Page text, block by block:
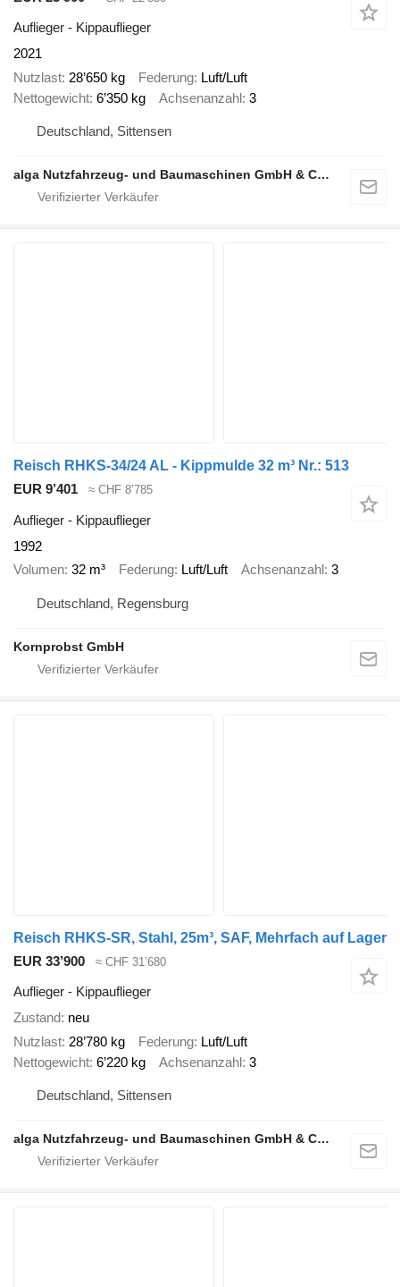
Auflieger - Kippauflieger
2021
Nutzlast 28’650 kg Federung Luft/Luft
Nettogewicht 6’350 kg Achsenanzahl 3
Deutschland, Sittensen
alga Nutzfahrzeug- und Baumaschinen GmbH & Co. KG
Reisch RHKS-34/24 AL - Kippmulde 32 m³ Nr.: 513
EUR 9’401
≈ CHF 8’785
Auflieger - Kippauflieger
1992
Volumen 32 m³ Federung Luft/Luft Achsenanzahl 3
Deutschland, Regensburg
Kornprobst GmbH
Reisch RHKS-SR, Stahl, 25m³, SAF, Mehrfach auf Lager
EUR 33’900
≈ CHF 31’680
Auflieger - Kippauflieger
Zustand neu
Nutzlast 28’780 kg Federung Luft/Luft
Nettogewicht 6’220 kg Achsenanzahl 3
Deutschland, Sittensen
alga Nutzfahrzeug- und Baumaschinen GmbH & Co. KG